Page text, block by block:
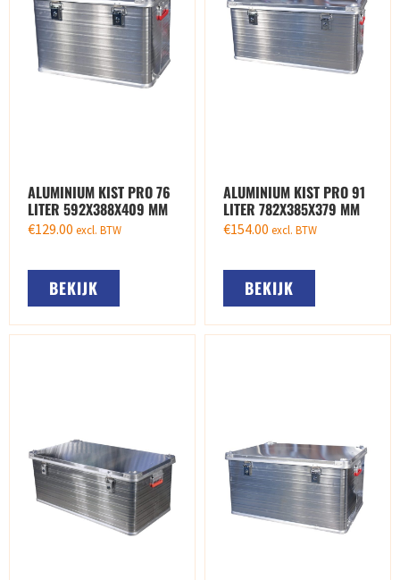
ALUMINIUM KIST PRO 76
LITER 592X388X409 MM
€129.00 excl. BTW
BEKIJK
ALUMINIUM KIST PRO 91
LITER 782X385X379 MM
€154.00 excl. BTW
BEKIJK